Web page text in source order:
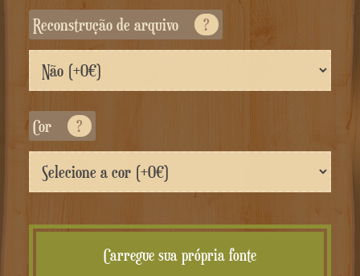
Reconstrução de arquivo ?
Cor ?
Carregue sua própria fonte